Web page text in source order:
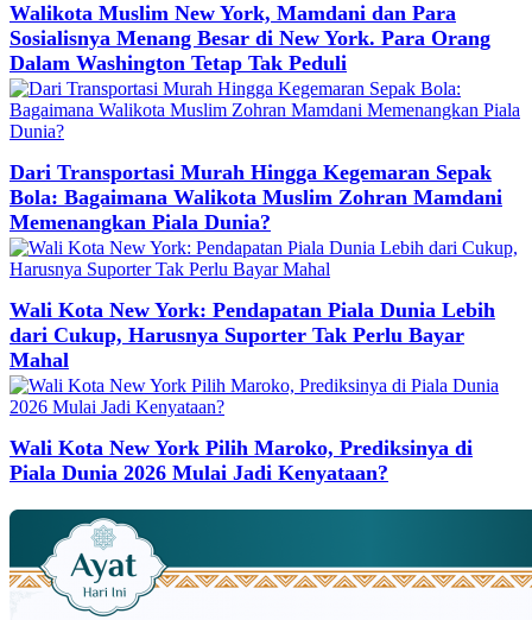
Walikota Muslim New York, Mamdani dan Para
Sosialisnya Menang Besar di New York. Para Orang
Dalam Washington Tetap Tak Peduli
Dari Transportasi Murah Hingga Kegemaran Sepak
Bola: Bagaimana Walikota Muslim Zohran Mamdani
Memenangkan Piala Dunia?
Wali Kota New York: Pendapatan Piala Dunia Lebih
dari Cukup, Harusnya Suporter Tak Perlu Bayar
Mahal
Wali Kota New York Pilih Maroko, Prediksinya di
Piala Dunia 2026 Mulai Jadi Kenyataan?